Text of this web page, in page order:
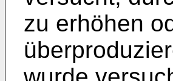
zu erhöhen